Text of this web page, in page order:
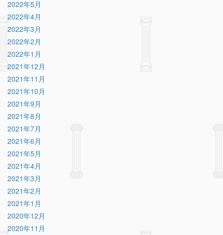
2022年5月
2022年4月
2022年3月
2022年2月
2022年1月
2021年12月
2021年11月
2021年10月
2021年9月
2021年8月
2021年7月
2021年6月
2021年5月
2021年4月
2021年3月
2021年2月
2021年1月
2020年12月
2020年11月